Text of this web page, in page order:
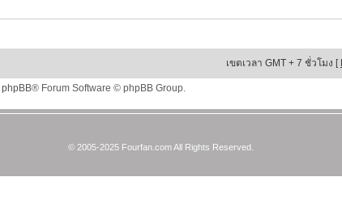
เขตเวลา GMT + 7 ชั่วโมง [
phpBB® Forum Software © phpBB Group.
© 2005-2025 Fourfan.com All Rights Reserved.